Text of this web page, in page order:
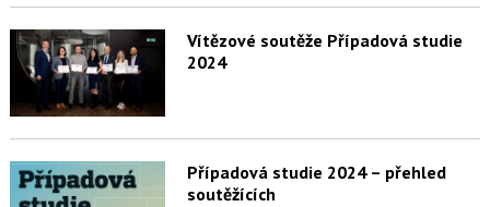
Vítězové soutěže Případová studie
2024
Případová studie 2024 – přehled
soutěžících